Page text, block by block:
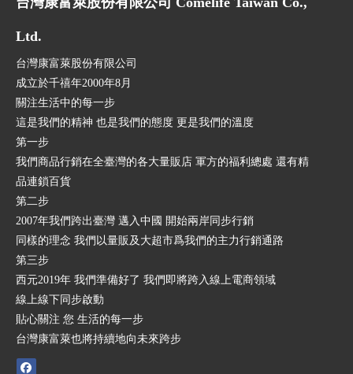
Ltd.
台灣康富萊股份有限公司
成立於千禧年2000年8月
關注生活中的每一步
這是我們的精神 也是我們的態度 更是我們的溫度
第一步
我們商品行銷在全臺灣的各大量販店 軍方的福利總處 還有精
品連鎖百貨
第二步
2007年我們跨出臺灣 邁入中國 開始兩岸同步行銷
同樣的理念 我們以量販及大超市爲我們的主力行銷通路
第三步
西元2019年 我們準備好了 我們即將跨入線上電商領域
線上線下同步啟動
貼心關注 您 生活的每一步
台灣康富萊也將持續地向未來跨步